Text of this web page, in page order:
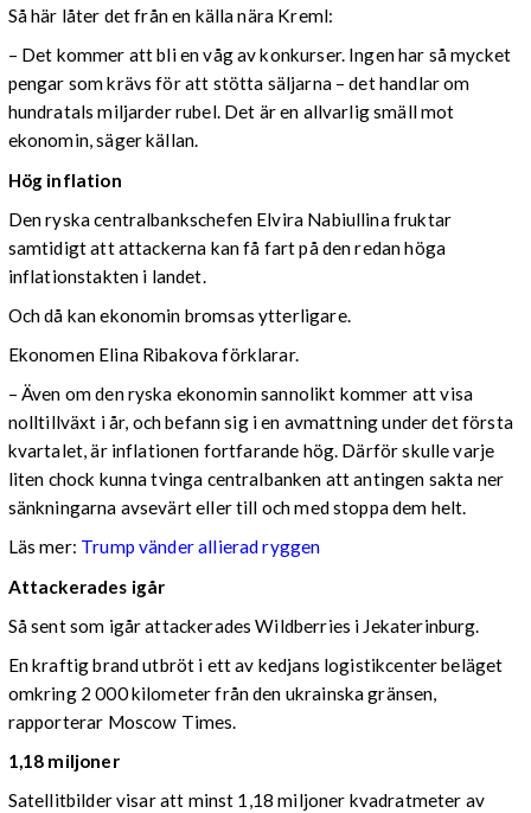
Så här låter det från en källa nära Kreml:
– Det kommer att bli en våg av konkurser. Ingen har så mycket
pengar som krävs för att stötta säljarna – det handlar om
hundratals miljarder rubel. Det är en allvarlig smäll mot
ekonomin, säger källan.
Hög inflation
Den ryska centralbankschefen Elvira Nabiullina fruktar
samtidigt att attackerna kan få fart på den redan höga
inflationstakten i landet.
Och då kan ekonomin bromsas ytterligare.
Ekonomen Elina Ribakova förklarar.
– Även om den ryska ekonomin sannolikt kommer att visa
nolltillväxt i år, och befann sig i en avmattning under det första
kvartalet, är inflationen fortfarande hög. Därför skulle varje
liten chock kunna tvinga centralbanken att antingen sakta ner
sänkningarna avsevärt eller till och med stoppa dem helt.
Läs mer: Trump vänder allierad ryggen
Attackerades igår
Så sent som igår attackerades Wildberries i Jekaterinburg.
En kraftig brand utbröt i ett av kedjans logistikcenter beläget
omkring 2 000 kilometer från den ukrainska gränsen,
rapporterar Moscow Times.
1,18 miljoner
Satellitbilder visar att minst 1,18 miljoner kvadratmeter av